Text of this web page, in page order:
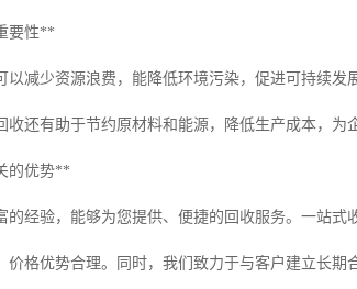
要性**
以减少资源浪费，能降低环境污染，促进可持续
还有助于节约原材料和能源，降低生产成本，为
的优势**
的经验，能够为您提供、便捷的回收服务。一站式
价格优势合理。同时，我们致力于与客户建立长期